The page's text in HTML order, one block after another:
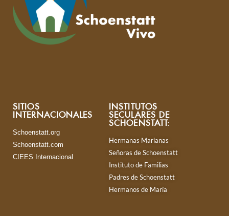
SITIOS
INTERNACIONALES
Schoenstatt.org
Schoenstatt.com
CIEES Internacional
INSTITUTOS
SECULARES DE
SCHOENSTATT:
Hermanas Marianas
Señoras de Schoenstatt
Instituto de Familias
Padres de Schoenstatt
Hermanos de María